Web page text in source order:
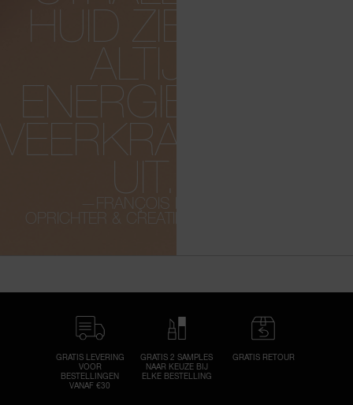
HUID ZIET ER
ALTIJD
ENERGIEK EN
VEERKRACHTIG
UIT.”
—FRANÇOIS NARS,
OPRICHTER & CREATIEF DIRECTEUR
GRATIS LEVERING
VOOR
BESTELLINGEN
VANAF €30
GRATIS 2 SAMPLES
NAAR KEUZE BIJ
ELKE BESTELLING
GRATIS RETOUR